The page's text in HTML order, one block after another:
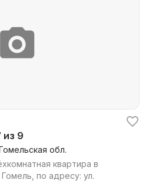
из 9
обл.
квартира в
по адресу: ул.